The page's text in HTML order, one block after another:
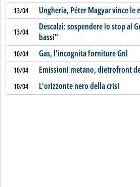
13/04 Ungheria, Péter Magyar vince le
13/04
Descalzi: sospendere lo stop al
bassi”
10/04 Gas, l'incognita forniture Gnl
10/04 Emissioni metano, dietrofront
10/04 L'orizzonte nero della crisi